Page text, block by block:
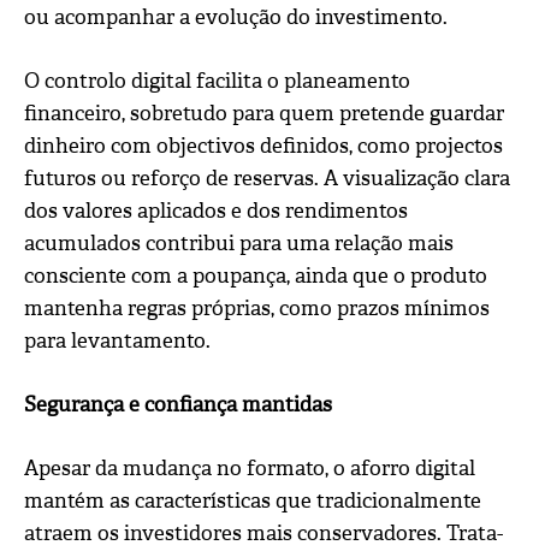
ou acompanhar a evolução do investimento.
O controlo digital facilita o planeamento
financeiro, sobretudo para quem pretende guardar
dinheiro com objectivos definidos, como projectos
futuros ou reforço de reservas. A visualização clara
dos valores aplicados e dos rendimentos
acumulados contribui para uma relação mais
consciente com a poupança, ainda que o produto
mantenha regras próprias, como prazos mínimos
para levantamento.
Segurança e confiança mantidas
Apesar da mudança no formato, o aforro digital
mantém as características que tradicionalmente
atraem os investidores mais conservadores. Trata-